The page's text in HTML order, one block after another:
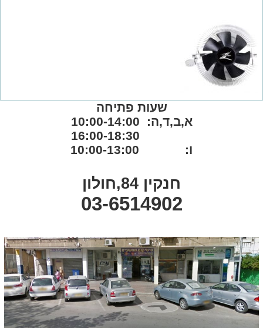
שעות פתיחה
א,ב,ד,ה: 10:00-14:00
ו: 10:00-13:00
חנקין 84,חולון
03-6514902